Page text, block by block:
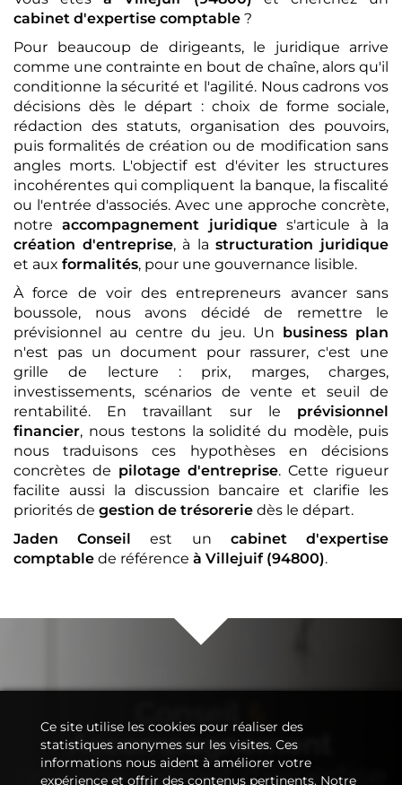
cabinet d'expertise comptable ?
Pour beaucoup de dirigeants, le juridique arrive
comme une contrainte en bout de chaîne, alors qu'il
conditionne la sécurité et l'agilité. Nous cadrons vos
décisions dès le départ : choix de forme sociale,
rédaction des statuts, organisation des pouvoirs,
puis formalités de création ou de modification sans
angles morts. L'objectif est d'éviter les structures
incohérentes qui compliquent la banque, la fiscalité
ou l'entrée d'associés. Avec une approche concrète,
notreaccompagnement juridiques'articule à la
création d'entreprise, à lastructuration juridique
et aux formalités, pour une gouvernance lisible.
À force de voir des entrepreneurs avancer sans
boussole, nous avons décidé de remettre le
prévisionnel au centre du jeu. Un
business plan
n'est pas un document pour rassurer, c'est une
grille de lecture : prix, marges, charges,
investissements, scénarios de vente et seuil de
rentabilité. En travaillant sur le prévisionnel
financier, nous testons la solidité du modèle, puis
nous traduisons ces hypothèses en décisions
concrètes de pilotage d'entreprise. Cette rigueur
facilite aussi la discussion bancaire et clarifie les
priorités de gestion de trésorerie dès le départ.
Jaden Conseil
est un cabinet d'expertise
comptable de référence à Villejuif (94800).
Conseil &
Accompagnement
de votrecabinet d'expertise
Ce site utilise les cookies pour réaliser des
statistiques anonymes sur les visites. Ces
informations nous aident à améliorer votre
expérience et offrir des contenus pertinents. Notre